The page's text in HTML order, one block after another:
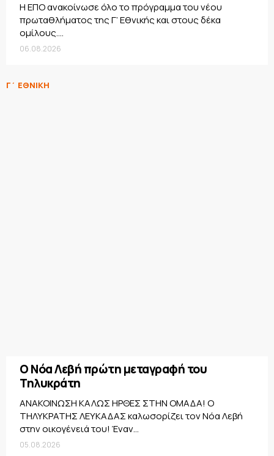
Η ΕΠΟ ανακοίνωσε όλο το πρόγραμμα του νέου
πρωταθλήματος της Γ’ Εθνικής και στους δέκα
ομίλους....
06.08.2026
Γ΄ ΕΘΝΙΚΗ
Ο Νόα Λεβή πρώτη μεταγραφή του
Τηλυκράτη
ΑΝΑΚΟΙΝΩΣΗ ΚΑΛΩΣ ΗΡΘΕΣ ΣΤΗΝ ΟΜΑΔΑ! Ο
ΤΗΛΥΚΡΑΤΗΣ ΛΕΥΚΑΔΑΣ καλωσορίζει τον Νόα Λεβή
στην οικογένειά του! Έναν...
05.08.2026